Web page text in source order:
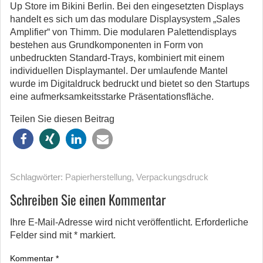
Up Store im Bikini Berlin. Bei den eingesetzten Displays
handelt es sich um das modulare Displaysystem „Sales
Amplifier“ von Thimm. Die modularen Palettendisplays
bestehen aus Grundkomponenten in Form von
unbedruckten Standard-Trays, kombiniert mit einem
individuellen Displaymantel. Der umlaufende Mantel
wurde im Digitaldruck bedruckt und bietet so den Startups
eine aufmerksamkeitsstarke Präsentationsfläche.
Teilen Sie diesen Beitrag
Schlagwörter: Papierherstellung, Verpackungsdruck
Schreiben Sie einen Kommentar
Ihre E-Mail-Adresse wird nicht veröffentlicht. Erforderliche
Felder sind mit* markiert.
Kommentar *